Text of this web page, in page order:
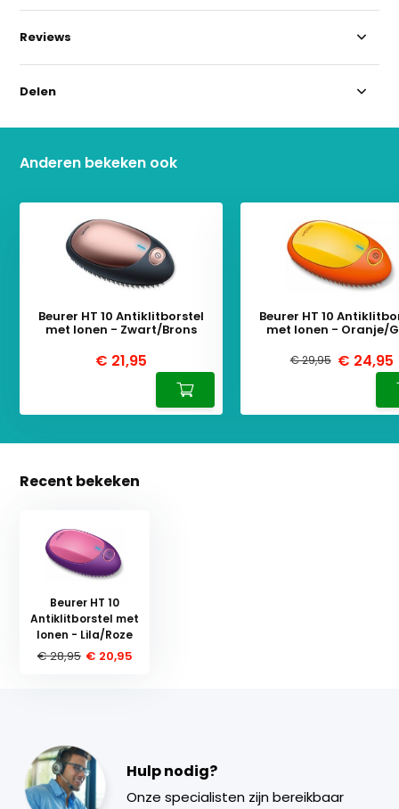
Reviews
Delen
Anderen bekeken ook
Beurer HT 10 Antiklitborstel
met Ionen - Zwart/Brons
€ 21,95
Beurer HT 10
met Ionen - Oranje/
€ 29,95 € 24,95
Recent bekeken
Beurer HT 10
Antiklitborstel met
Ionen - Lila/Roze
€ 28,95 € 20,95
Hulp nodig?
Onze specialisten zijn bereikbaar